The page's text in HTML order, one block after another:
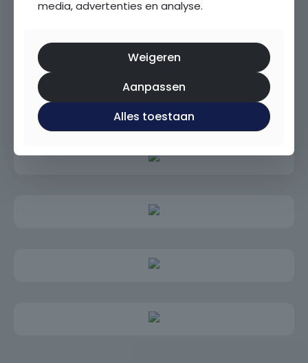
Aan drukke weg, Vrij uitzicht
360° foto's
Virtuele tour
media, advertenties en analyse.
Weigeren
Aanpassen
Alles toestaan